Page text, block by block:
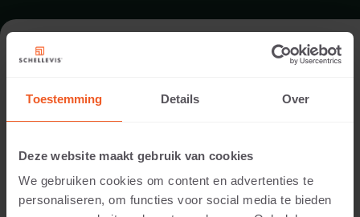
Toestemming Details Over
Deze website maakt gebruik van cookies
We gebruiken cookies om content en advertenties te
personaliseren, om functies voor social media te bieden
FORMAAT - WECKO 100X100X12
ASSORTIMENT GRASBETONTEGELS